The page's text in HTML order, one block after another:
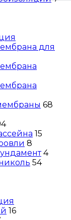
для
68
15
8
4
54
16